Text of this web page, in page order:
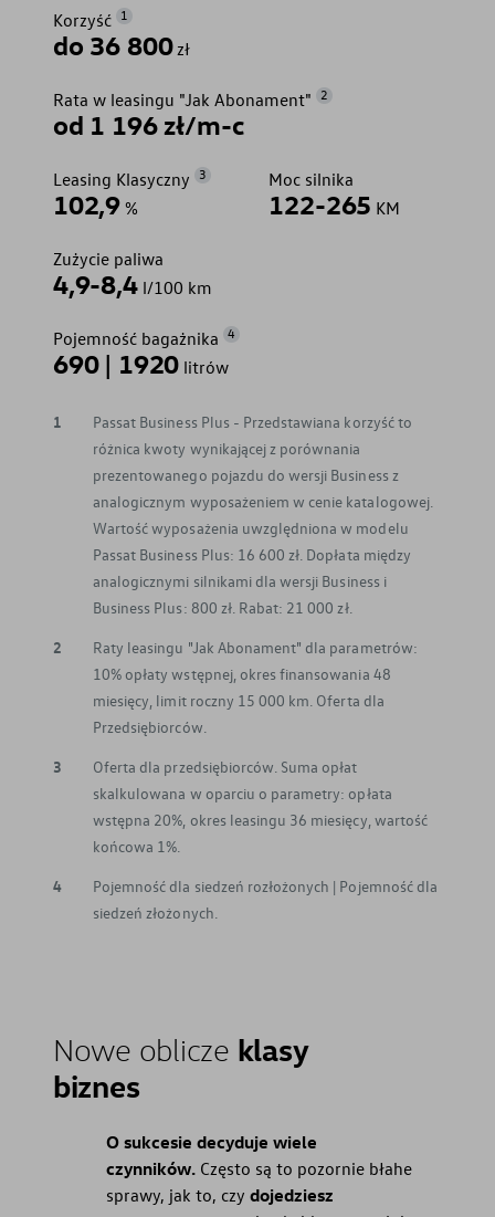
Korzyść 1
do 36 800 zł
Rata w leasingu "Jak Abonament" 2
od 1 196 zł/m-c
Leasing Klasyczny 3
102,9 %
Moc silnika
122-265 KM
Zużycie paliwa
4,9-8,4 l/100 km
Pojemność bagażnika 4
690 | 1920 litrów
1
Passat Business Plus - Przedstawiana korzyść to
różnica kwoty wynikającej z porównania
prezentowanego pojazdu do wersji Business z
analogicznym wyposażeniem w cenie katalogowej.
Wartość wyposażenia uwzględniona w modelu
Passat Business Plus: 16 600 zł. Dopłata między
analogicznymi silnikami dla wersji Business i
Business Plus: 800 zł. Rabat: 21 000 zł.
2
Raty leasingu "Jak Abonament" dla parametrów:
10% opłaty wstępnej, okres finansowania 48
miesięcy, limit roczny 15 000 km. Oferta dla
Przedsiębiorców.
3
Oferta dla przedsiębiorców. Suma opłat
skalkulowana w oparciu o parametry: opłata
wstępna 20%, okres leasingu 36 miesięcy, wartość
końcowa 1%.
4
Pojemność dla siedzeń rozłożonych | Pojemność dla
siedzeń złożonych.
Nowe oblicze klasy
biznes
O sukcesie decyduje wiele
czynników. Często są to pozornie błahe
sprawy, jak to, czy dojedziesz